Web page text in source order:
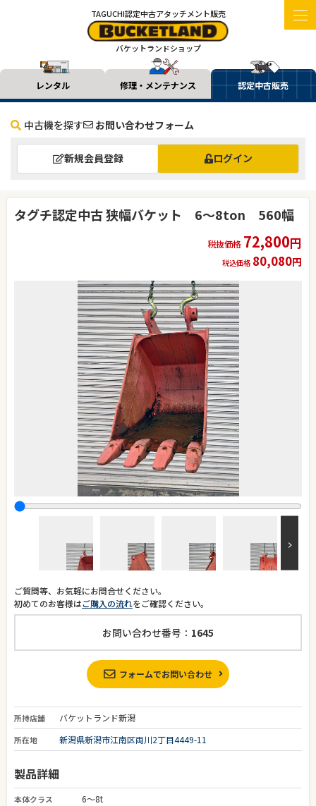
TAGUCHI認定中古アタッチメント販売
バケットランドショップ
レンタル 修理・メンテナンス 認定中古販売
中古機を探す お問い合わせフォーム
新規会員登録 ログイン
タグチ認定中古 狭幅バケット 6～8ton 560幅
税抜価格 72,800円
税込価格 80,080円
ご質問等、お気軽にお問合せください。
初めてのお客様はご購入の流れをご確認ください。
お問い合わせ番号： 1645
フォームでお問い合わせ
所持店舗 バケットランド新潟
所在地 新潟県新潟市江南区両川2丁目4449-11
製品詳細
本体クラス 6～8t